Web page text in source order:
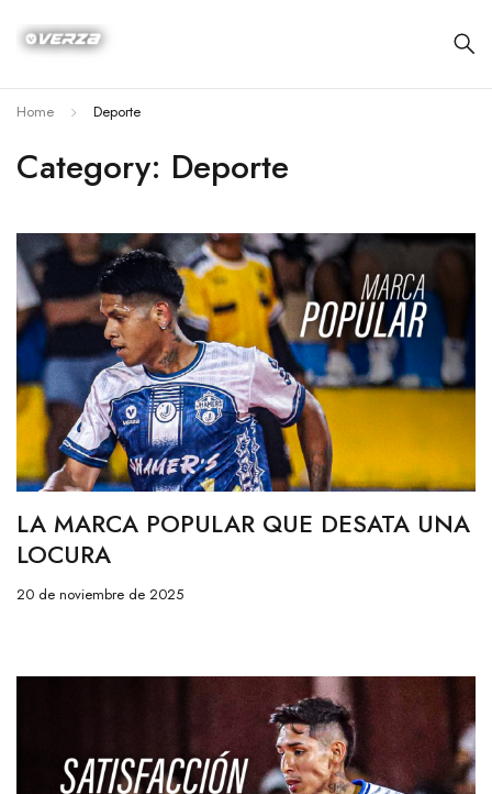
Category: Deporte
Home Deporte
LA MARCA POPULAR QUE DESATA UNA
LOCURA
20 de noviembre de 2025